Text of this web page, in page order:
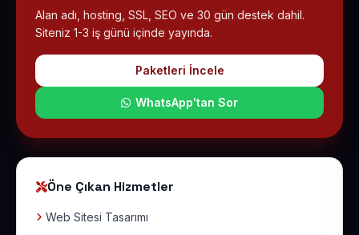
Alan adı, hosting, SSL, SEO ve 30 gün destek dahil.
Siteniz 1-3 iş günü içinde yayında.
Paketleri İncele
WhatsApp'tan Sor
Öne Çıkan Hizmetler
Web Sitesi Tasarımı